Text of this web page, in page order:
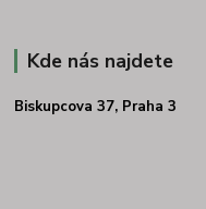
Kde nás najdete
Biskupcova 37, Praha 3